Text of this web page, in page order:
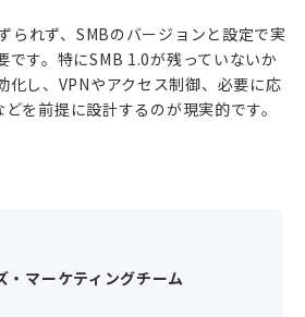
られず、SMBのバージョンと設定で実
です。特にSMB 1.0が残っていないか
化し、VPNやアクセス制御、必要に応
を前提に設計するのが現実的です。
・マーケティングチーム